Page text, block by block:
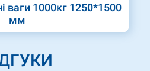
ваги 1000кг 1250*1500
мм